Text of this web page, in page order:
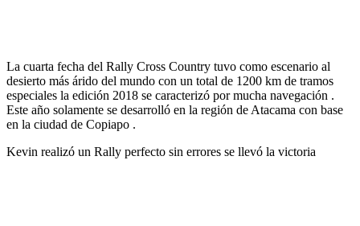
La cuarta fecha del Rally Cross Country tuvo como escenario al
desierto más árido del mundo con un total de 1200 km de tramos
especiales la edición 2018 se caracterizó por mucha navegación .
Este año solamente se desarrolló en la región de Atacama con base
en la ciudad de Copiapo .
Kevin realizó un Rally perfecto sin errores se llevó la victoria